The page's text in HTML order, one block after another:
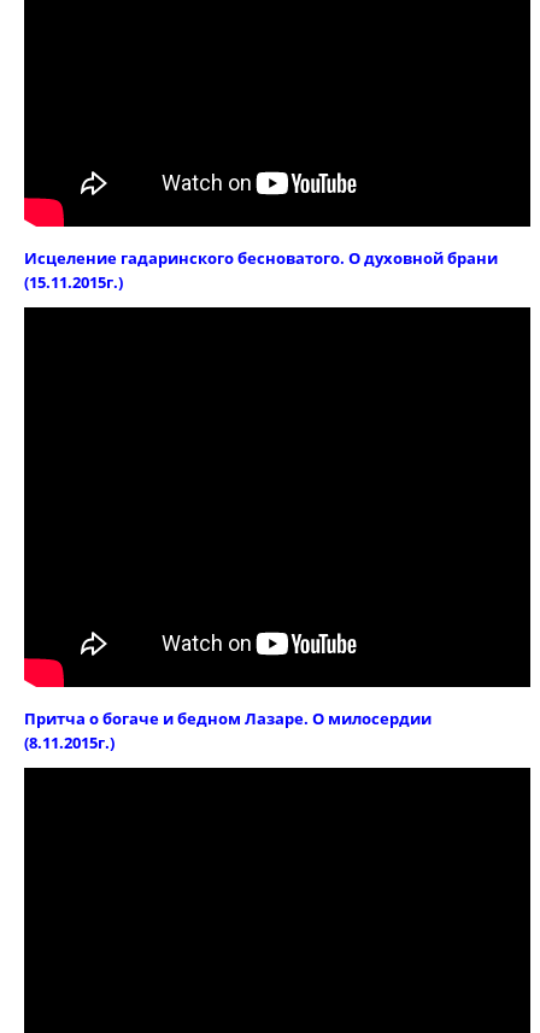
Исцеление гадаринского бесноватого. О духовной брани
(15.11.2015г.)
Притча о богаче и бедном Лазаре. О милосердии
(8.11.2015г.)